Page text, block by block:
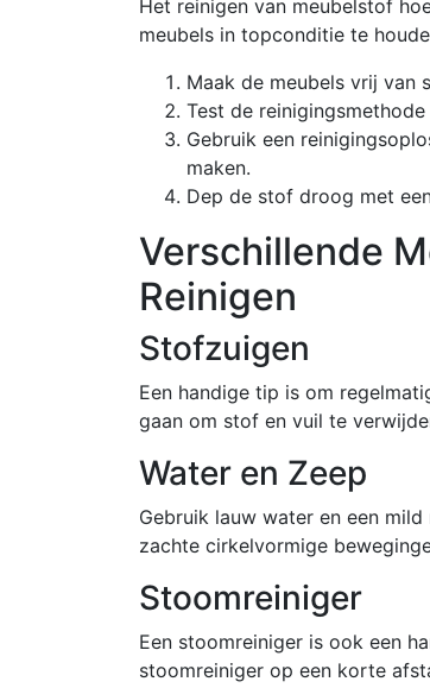
Het reinigen van meubelstof
meubels in topconditie te
Maak de meubels vrij van
Test de
Gebruik een
maken.
Dep de stof droog met
Verschillende
Reinigen
Stofzuigen
Een handige tip is om
gaan om stof en vuil te
Water en Zeep
Gebruik lauw water en een
zachte cirkelvormige
Stoomreiniger
Een stoomreiniger is ook een
stoomreiniger op een korte